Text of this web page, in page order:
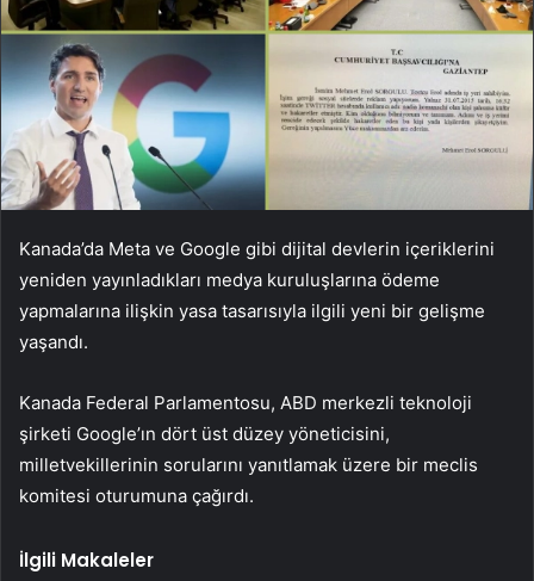
Kanada’da Meta ve Google gibi dijital devlerin içeriklerini
yeniden yayınladıkları medya kuruluşlarına ödeme
yapmalarına ilişkin yasa tasarısıyla ilgili yeni bir gelişme
yaşandı.
Kanada Federal Parlamentosu, ABD merkezli teknoloji
şirketi Google’ın dört üst düzey yöneticisini,
milletvekillerinin sorularını yanıtlamak üzere bir meclis
komitesi oturumuna çağırdı.
İlgili Makaleler